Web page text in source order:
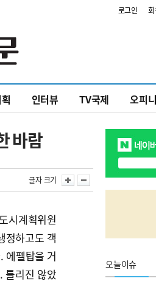
로그인
인터뷰 TV국제 오피
바람
글자 크기
시계획위원
정하고도 객
에펠탑을 거
틀리진 않았
오늘이슈